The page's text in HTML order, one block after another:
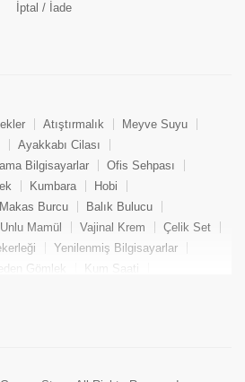
İptal / İade
Atıştırmalık
Meyve Suyu
Ayakkabı Cilası
Bilgisayarlar
Ofis Sehpası
Kumbara
Hobi
Burcu
Balık Bulucu
Unlu Mamül Vajinal Krem
Çelik Set
Yenilenmiş Bilgisayarlar
Gömlek
Kum Saati